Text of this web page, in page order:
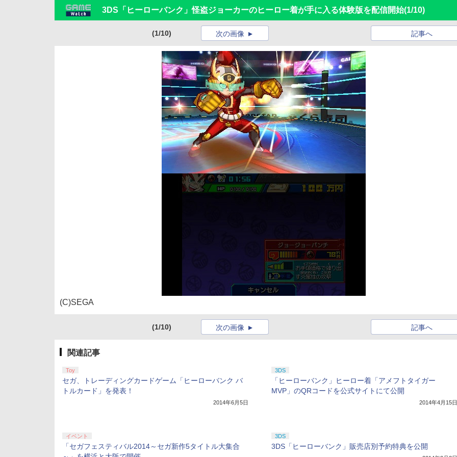
3DS「ヒーローバンク」怪盗ジョーカーのヒーロー着が手に入る体験版を配信開始(1/10)
(1/10) 記事へ
次の画像
(C)SEGA
(1/10) 記事へ
次の画像
関連記事
Toy
セガ、トレーディングカードゲーム「ヒーローバンク バ
トルカード」を発表！
2014年6月5日
3DS
「ヒーローバンク」ヒーロー着「アメフトタイガー
MVP」のQRコードを公式サイトにて公開
2014年4月15日
イベント
「セガフェスティバル2014～セガ新作5タイトル大集合
3DS
3DS「ヒーローバンク」販売店別予約特典を公開